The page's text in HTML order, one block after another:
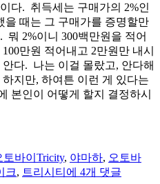
다. 취득세는 구매가의 2%인
을 때는 그 구매가를 증명할만
2%이니 300백만원을 적어
만원 적어내고 2만원만 내시
다. 나는 이걸 몰랐고, 안다해
지만, 하여튼 이런 게 있다는
본인이 어떻게 할지 결정하시
토바이 Tricity, 야마하, 오토바
크, 트리시티 [선
에 4개 댓글